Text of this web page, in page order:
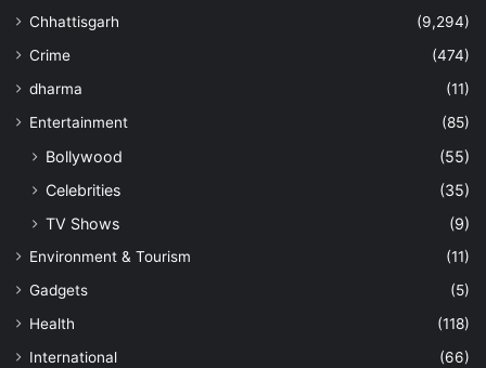
Chhattisgarh
(9,294)
Crime
(474)
dharma
(11)
Entertainment
(85)
Bollywood
(55)
Celebrities
(35)
TV Shows
(9)
Environment & Tourism
(11)
Gadgets
(5)
Health
(118)
International
(66)